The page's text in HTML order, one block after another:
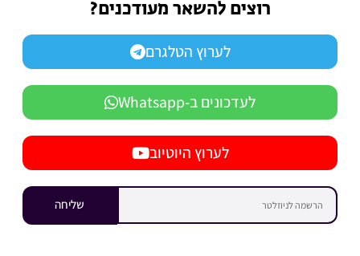
רוצים להשאר מעודכנים?
לערוץ הטלגרם
לעדכונים ב-Whatsapp
לערוץ היוטיוב
שליחה